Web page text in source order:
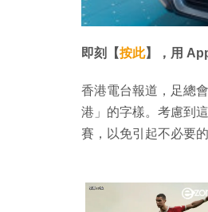
即刻【按此】，用
香港電台報道，足總
港」的字樣。考慮到
賽，以免引起不必要的